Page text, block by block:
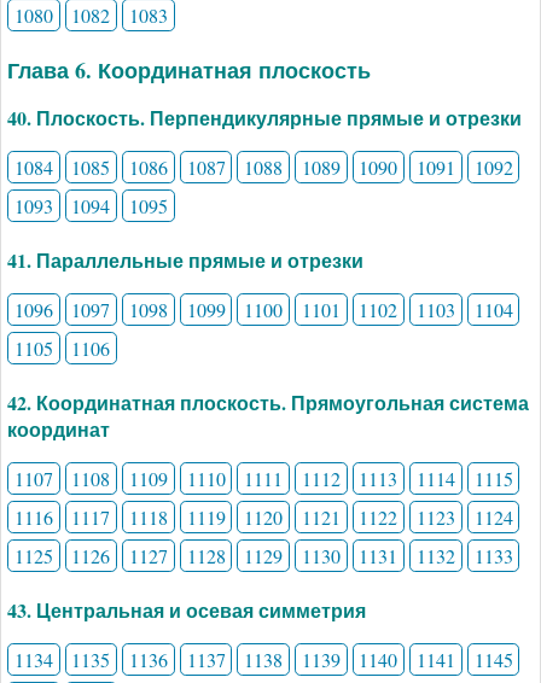
1080
1082 1083
Глава 6. Координатная плоскость
40. Плоскость. Перпендикулярные прямые и отрезки
1084 1085 1086 1087 1088 1089 1090 1091
1092
1093
1094 1095
41. Параллельные прямые и отрезки
1096 1097 1098 1099 1100 1101 1102 1103
1104
1105
1106
42. Координатная плоскость. Прямоугольная система
координат
1107 1108 1109 1110 1111 1112 1113 1114
1115
1116
1117 1118 1119 1120 1121 1122 1123
1124
1125
1126 1127 1128 1129 1130 1131 1132 1133
43. Центральная и осевая симметрия
1134 1135 1136 1137 1138 1139 1140 1141
1145